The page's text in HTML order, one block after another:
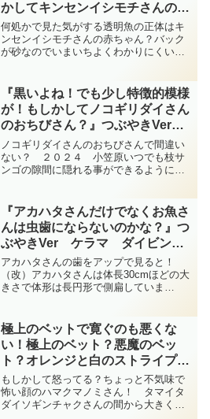
かしてキンセンイシモチさんのお
ちびさん！ 『テンジクダイの仲
間』 総集編 diving-photo‐
tsubuankun
何処かで見た気がする透明魚の正体はキ
ンセンイシモチさんの赤ちゃん？バック
が砂なのでいまいちよくわかりにくいの
す・・・このおちびさん達はかなり小さ
いのですが身体が透明で頭とお...
『黒いよね！でも少し特徴的模様
が！もしかしてノコギリダイさん
のおちびさん？』つぶやきVer
小笠原 diving-photo‐
tsubuankun
ノコギリダイさんのおちびさんで間違い
ない？ ２０２４ 小笠原いつでも枝サ
ンゴの隙間に隠れる事ができるように用
ちびさん達はいったい誰なのでしょう
か？・・・左下に典型的なタ...
『アカハタさんだけでなくお魚さ
んは虫歯にならないのかな？』つ
ぶやきVer ケラマ ダイビング‐
フォト‐tsubuankun
アカハタさんの歯をアップで見ると！
（改）アカハタさんは体長30cmほどの大
きさで体形は長円形で側扁していま
いし目力もあってなかなかの迫力を備え
たアカハタさんです・・・で...
極上のベットで寛ぐのも悪くな
い！極上のベット？悪魔のベッ
ト？オレンジと白のストライプが
クールなハマクマノミさん！
『クマノミの仲間』総集編
diving-photo‐tsubuankun
もしかして怒ってる？ちょっと不気味で
怖い顔のハマクマノミさん！ タマイタ
ダイソギンチャクさんの間から大きくて